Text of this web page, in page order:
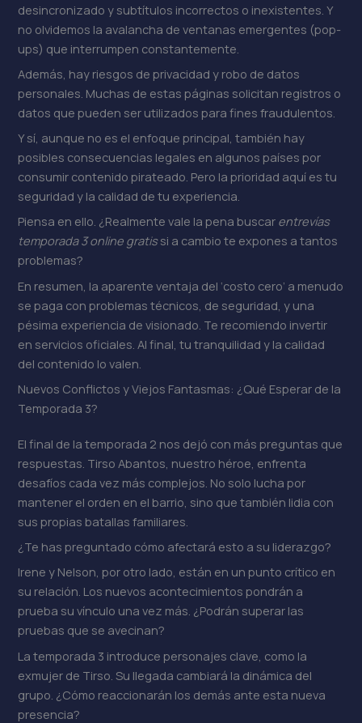
desincronizado y subtítulos incorrectos o inexistentes. Y
no olvidemos la avalancha de ventanas emergentes (pop-
ups) que interrumpen constantemente.
Además, hay riesgos de privacidad y robo de datos
personales. Muchas de estas páginas solicitan registros o
datos que pueden ser utilizados para fines fraudulentos.
Y sí, aunque no es el enfoque principal, también hay
posibles consecuencias legales en algunos países por
consumir contenido pirateado. Pero la prioridad aquí es tu
seguridad y la calidad de tu experiencia.
Piensa en ello. ¿Realmente vale la pena buscar entrevías
temporada 3 online gratissi a cambio te expones a tantos
problemas?
En resumen, la aparente ventaja del ‘costo cero’ a menudo
se paga con problemas técnicos, de seguridad, y una
pésima experiencia de visionado. Te recomiendo invertir
en servicios oficiales. Al final, tu tranquilidad y la calidad
del contenido lo valen.
Nuevos Conflictos y Viejos Fantasmas: ¿Qué Esperar de la
Temporada 3?
El final de la temporada 2 nos dejó con más preguntas que
respuestas. Tirso Abantos, nuestro héroe, enfrenta
desafíos cada vez más complejos. No solo lucha por
mantener el orden en el barrio, sino que también lidia con
sus propias batallas familiares.
¿Te has preguntado cómo afectará esto a su liderazgo?
Irene y Nelson, por otro lado, están en un punto crítico en
su relación. Los nuevos acontecimientos pondrán a
prueba su vínculo una vez más. ¿Podrán superar las
pruebas que se avecinan?
La temporada 3 introduce personajes clave, como la
exmujer de Tirso. Su llegada cambiará la dinámica del
grupo. ¿Cómo reaccionarán los demás ante esta nueva
presencia?